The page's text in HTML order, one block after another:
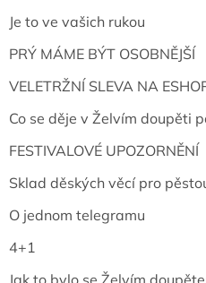
Je to ve vašich rukou
PRÝ MÁME BÝT OSOBNĚJŠÍ
VELETRŽNÍ SLEVA NA
Co se děje v Želvím doupěti
FESTIVALOVÉ UPOZORNĚNÍ
Sklad děských věcí pro
O jednom telegramu
4+1
Jak to bylo se Želvím